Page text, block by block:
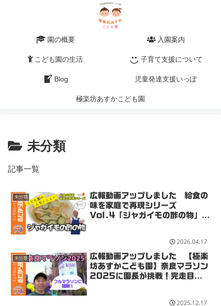
園の概要 入園案内
こども園の生活 子育て支援について
Blog 児童発達支援いっぽ
極楽坊あすかこども園
未分類
記事一覧
未分類
広報動画アップしました 給食の
味を家庭で再現シリーズ
Vol.4「ジャガイモの酢の物」★
2026.04.17
未分類
広報動画アップしました 【極楽
坊あすかこども園】奈良マラソン
2025に園長が挑戦！完走目指
2025.12.17